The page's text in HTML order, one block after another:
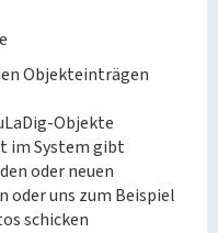
Objekteinträgen
Objekte
im System gibt
oder neuen
uns zum Beispiel
schicken